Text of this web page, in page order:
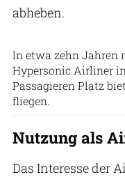
abheben.
In etwa zehn Jahren
Hypersonic Airliner
Passagieren Platz
fliegen.
Nutzung als
Das Interesse der